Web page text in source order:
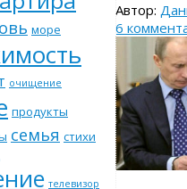
Автор:
6
море
очищение
продукты
семья стихи
телевизор